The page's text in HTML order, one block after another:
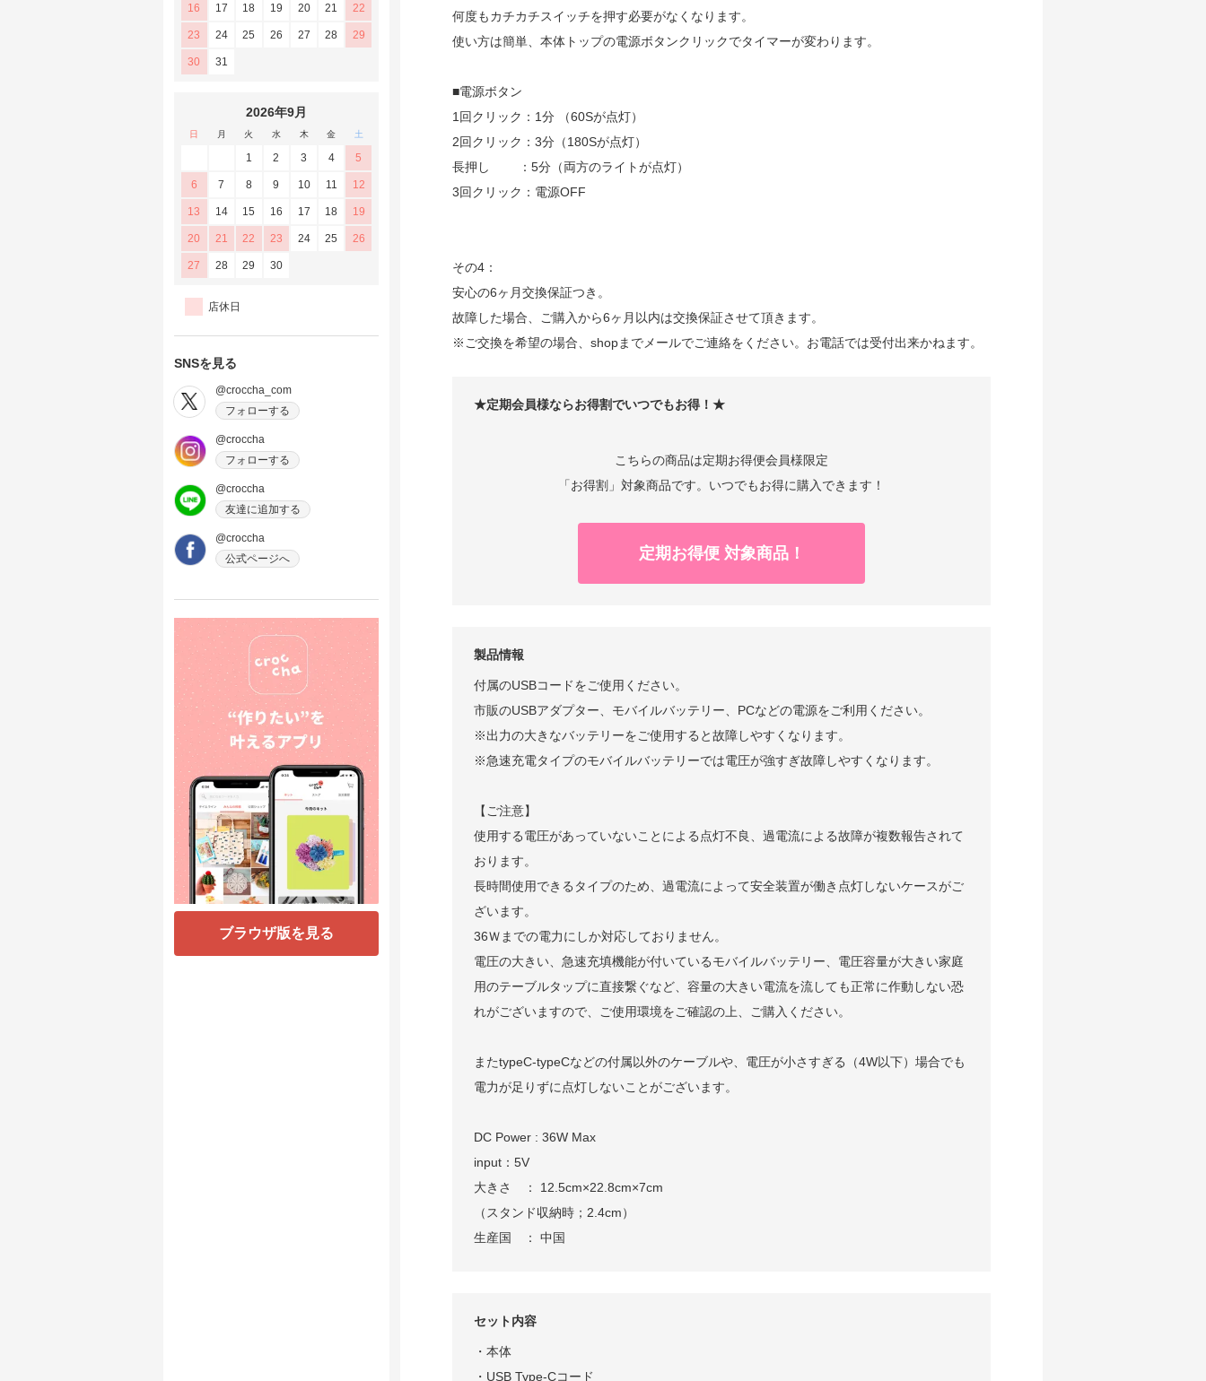
16 17 18 19 20 21 22
23 24 25 26 27 28 29
30 31
2026年9月
日 月 火 水 木 金 土
1 2 3 4 5
6 7 8 9 10 11 12
13 14 15 16 17 18 19
20 21 22 23 24 25 26
27 28 29 30
店休日
SNSを見る
@croccha_com
フォローする
@croccha
フォローする
@croccha
友達に追加する
@croccha
公式ページへ
ブラウザ版を見る
何度もカチカチスイッチを押す必要がなくなります。
使い方は簡単、本体トップの電源ボタンクリックでタイマーが変わります。
■電源ボタン
1回クリック：1分 （60Sが点灯）
2回クリック：3分（180Sが点灯）
長押し ：5分（両方のライトが点灯）
3回クリック：電源OFF
その4：
安心の6ヶ月交換保証つき。
故障した場合、ご購入から6ヶ月以内は交換保証させて頂きます。
※ご交換を希望の場合、shopまでメールでご連絡をください。お電話では受付出来かねます。
★定期会員様ならお得割でいつでもお得！★
こちらの商品は定期お得便会員様限定
「お得割」対象商品です。いつでもお得に購入できます！
定期お得便 対象商品！
製品情報
付属のUSBコードをご使用ください。
市販のUSBアダプター、モバイルバッテリー、PCなどの電源をご利用ください。
※出力の大きなバッテリーをご使用すると故障しやすくなります。
※急速充電タイプのモバイルバッテリーでは電圧が強すぎ故障しやすくなります。
【ご注意】
使用する電圧があっていないことによる点灯不良、過電流による故障が複数報告されて
おります。
長時間使用できるタイプのため、過電流によって安全装置が働き点灯しないケースがご
ざいます。
36Ｗまでの電力にしか対応しておりません。
電圧の大きい、急速充填機能が付いているモバイルバッテリー、電圧容量が大きい家庭
用のテーブルタップに直接繋ぐなど、容量の大きい電流を流しても正常に作動しない恐
れがございますので、ご使用環境をご確認の上、ご購入ください。
またtypeC-typeCなどの付属以外のケーブルや、電圧が小さすぎる（4W以下）場合でも
電力が足りずに点灯しないことがございます。
DC Power : 36W Max
input：5V
大きさ ： 12.5cm×22.8cm×7cm
（スタンド収納時；2.4cm）
生産国 ： 中国
セット内容
・本体
・USB Type-Cコード